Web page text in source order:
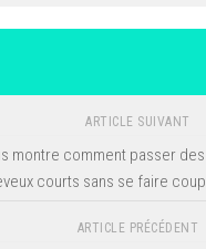
ARTICLE SUIVANT
montre comment passer
courts sans se faire
ARTICLE PRÉCÉDENT